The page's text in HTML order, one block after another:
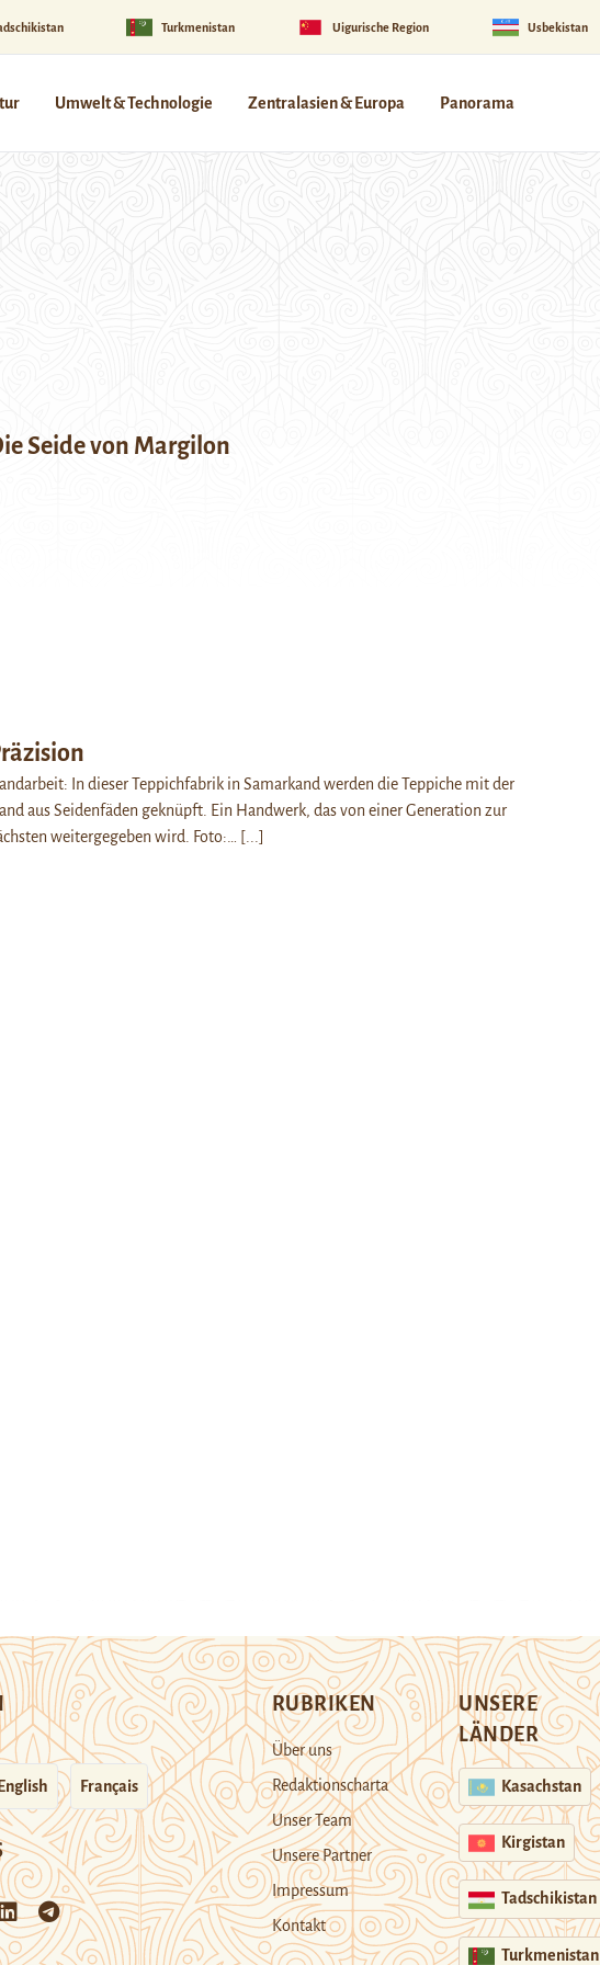
Turkmenistan Uigurische Region Usbekistan
Umwelt & Technologie Zentralasien & Europa Panorama
Seide von Margilon
In dieser Teppichfabrik in Samarkand werden die Teppiche mit der
aus Seidenfäden geknüpft. Ein Handwerk, das von einer Generation zur
weitergegeben wird. Foto:…
[...]
English Français
RUBRIKEN
Über uns
Redaktionscharta
Unser Team
Unsere Partner
Impressum
Kontakt
UNSERE
LÄNDER
Kasachstan
Kirgistan
Tadschikistan
Turkmenistan